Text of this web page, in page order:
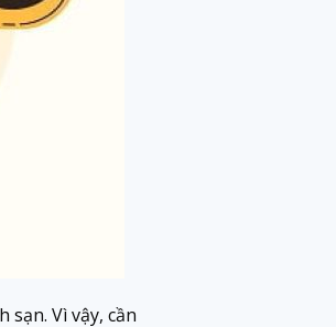
Vì vậy, cần